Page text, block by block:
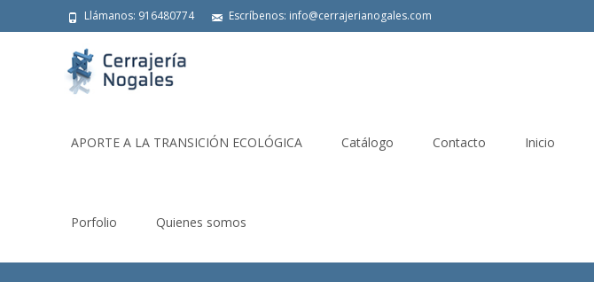
Llámanos: 916480774 Escríbenos: info@cerrajerianogales.com
APORTE A LA TRANSICIÓN ECOLÓGICA Catálogo Contacto Inicio
Porfolio Quienes somos